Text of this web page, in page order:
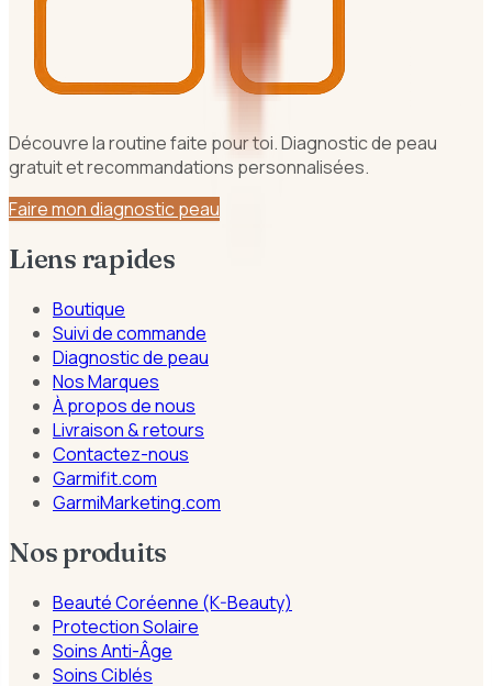
Découvre la routine faite pour toi. Diagnostic de peau
gratuit et recommandations personnalisées.
Faire mon diagnostic peau
Liens rapides
Boutique
Suivi de commande
Diagnostic de peau
Nos Marques
À propos de nous
Livraison & retours
Contactez-nous
Garmifit.com
GarmiMarketing.com
Nos produits
Beauté Coréenne (K-Beauty)
Protection Solaire
Soins Anti-Âge
Soins Ciblés